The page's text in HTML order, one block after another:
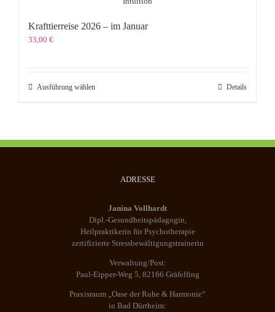
Krafttierreise 2026 – im Januar
33,00 €
Ausführung wählenDieses
auf.
Produktseite
gewählt
werden
Details
ADRESSE
Janina Vollhardt
Dipl.-Gesundheitspädagogin,
Heilpraktikerin für Psychotherapie
zertifizierte Stressbewältigungstrainerin
Verwaltung/Post:
Paul-Eipper-Weg 5, 82166 Gräfelfing
Praxisraum „Oase der Ruhe & Harmonie“
in Bad Dürrheim: